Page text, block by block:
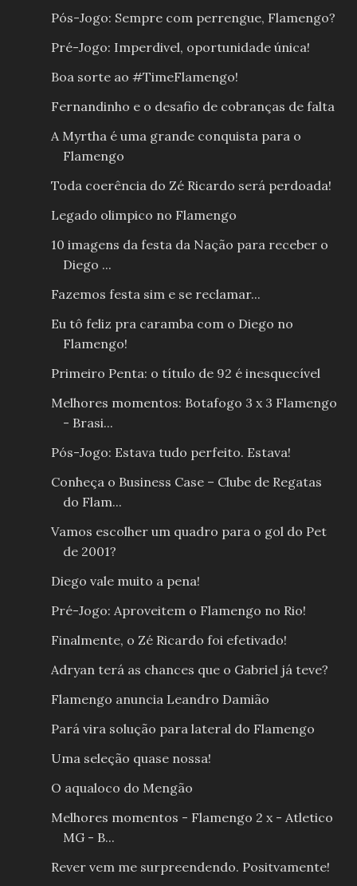
Pós-Jogo: Sempre com perrengue, Flamengo?
Pré-Jogo: Imperdivel, oportunidade única!
Boa sorte ao #TimeFlamengo!
Fernandinho e o desafio de cobranças de falta
A Myrtha é uma grande conquista para o
Flamengo
Toda coerência do Zé Ricardo será perdoada!
Legado olimpico no Flamengo
10 imagens da festa da Nação para receber o
Diego ...
Fazemos festa sim e se reclamar...
Eu tô feliz pra caramba com o Diego no
Flamengo!
Primeiro Penta: o título de 92 é inesquecível
Melhores momentos: Botafogo 3 x 3 Flamengo
- Brasi...
Pós-Jogo: Estava tudo perfeito. Estava!
Conheça o Business Case – Clube de Regatas
do Flam...
Vamos escolher um quadro para o gol do Pet
de 2001?
Diego vale muito a pena!
Pré-Jogo: Aproveitem o Flamengo no Rio!
Finalmente, o Zé Ricardo foi efetivado!
Adryan terá as chances que o Gabriel já teve?
Flamengo anuncia Leandro Damião
Pará vira solução para lateral do Flamengo
Uma seleção quase nossa!
O aqualoco do Mengão
Melhores momentos - Flamengo 2 x - Atletico
MG - B...
Rever vem me surpreendendo. Positvamente!